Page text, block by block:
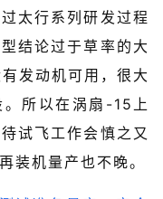
太行系列研发过程
结论过于草率的大
发动机可用，很大
所以在涡扇-15上
试飞工作会慎之又
装机量产也不晚。